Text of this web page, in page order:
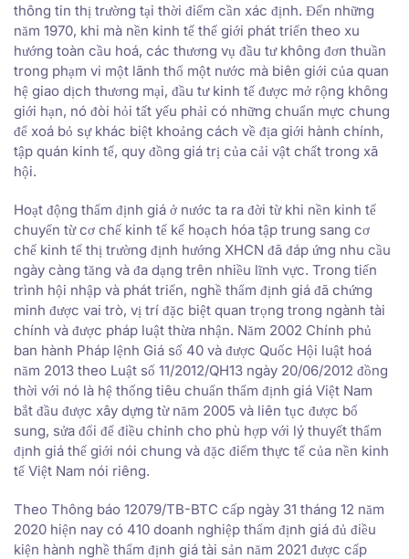
thông tin thị trường tại thời điểm cần xác định. Đến những
năm 1970, khi mà nền kinh tế thế giới phát triển theo xu
hướng toàn cầu hoá, các thương vụ đầu tư không đơn thuần
trong phạm vi một lãnh thổ một nước mà biên giới của quan
hệ giao dịch thương mại, đầu tư kinh tế được mở rộng không
giới hạn, nó đòi hỏi tất yếu phải có những chuẩn mực chung
để xoá bỏ sự khác biệt khoảng cách về địa giới hành chính,
tập quán kinh tế, quy đồng giá trị của cải vật chất trong xã
hội.
Hoạt động thẩm định giá ở nước ta ra đời từ khi nền kinh tế
chuyển từ cơ chế kinh tế kế hoạch hóa tập trung sang cơ
chế kinh tế thị trường định hướng XHCN đã đáp ứng nhu cầu
ngày càng tăng và đa dạng trên nhiều lĩnh vực. Trong tiến
trình hội nhập và phát triển, nghề thẩm định giá đã chứng
minh được vai trò, vị trí đặc biệt quan trọng trong ngành tài
chính và được pháp luật thừa nhận. Năm 2002 Chính phủ
ban hành Pháp lệnh Giá số 40 và được Quốc Hội luật hoá
năm 2013 ​theo Luật số 11/2012/QH13 ngày 20/06/2012 đồng
thời với nó là hệ thống tiêu chuẩn thẩm định giá Việt Nam
bắt đầu được xây dựng từ năm 2005 và liên tục được bổ
sung, sửa đổi để điều chỉnh cho phù hợp với lý thuyết thẩm
định giá thế giới nói chung và đặc điểm thực tế của nền kinh
tế Việt Nam nói riêng.
Theo Thông báo 12079/TB-BTC cấp ngày 31 tháng 12 năm
2020 hiện nay có 410 doanh nghiệp thẩm định giá đủ điều
kiện hành nghề thẩm định giá tài sản năm 2021 được cấp